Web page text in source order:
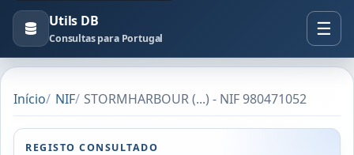
Utils DB
Consultas para Portugal
Início NIF STORMHARBOUR (...) - NIF 980471052
REGISTO CONSULTADO